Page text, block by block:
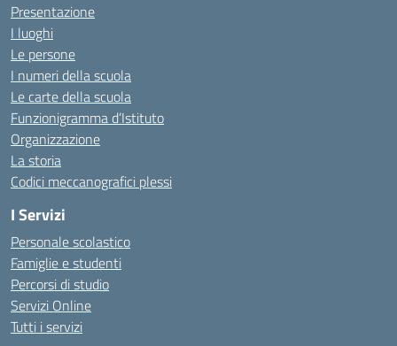
Presentazione
I luoghi
Le persone
I numeri della scuola
Le carte della scuola
Funzionigramma d’Istituto
Organizzazione
La storia
Codici meccanografici plessi
I Servizi
Personale scolastico
Famiglie e studenti
Percorsi di studio
Servizi Online
Tutti i servizi